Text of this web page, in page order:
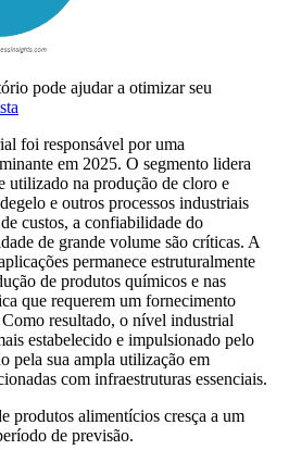
pode ajudar a otimizar seu
foi responsável por uma
em 2025. O segmento lidera
utilizado na produção de cloro e
e outros processos industriais
custos, a confiabilidade do
de grande volume são críticas. A
permanece estruturalmente
de produtos químicos e nas
que requerem um fornecimento
resultado, o nível industrial
estabelecido e impulsionado pelo
pela sua ampla utilização em
com infraestruturas essenciais.
produtos alimentícios cresça a um
de previsão.